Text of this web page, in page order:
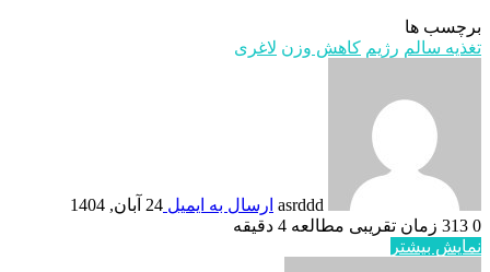
برچسب ها
تغذیه سالم رژیم کاهش وزن لاغری
asrddd ارسال به ایمیل 24 آبان, 1404
0
زمان تقریبی مطالعه 4 دقیقه
نمایش بیشتر